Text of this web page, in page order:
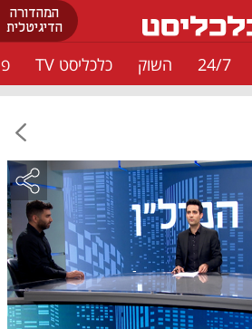
המהדורה
הדיגיטלית
24/7 השוק כלכליסט TV